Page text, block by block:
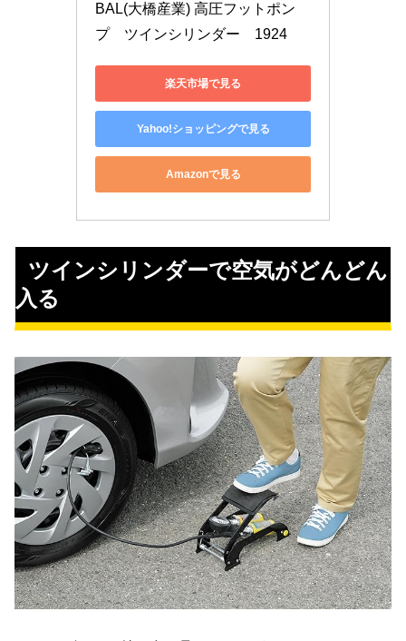
BAL(大橋産業) 高圧フットポン
プ　ツインシリンダー　1924
楽天市場で見る
Yahoo!ショッピングで見る
Amazonで見る
入る